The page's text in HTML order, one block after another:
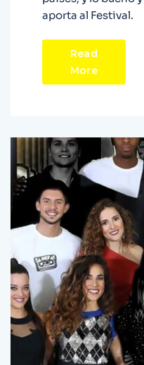
aporta al Festival.
Read
More